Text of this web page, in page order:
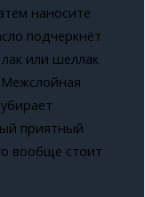
наносите
подчеркнёт
или шеллак
Межслойная
приятный
вообще стоит